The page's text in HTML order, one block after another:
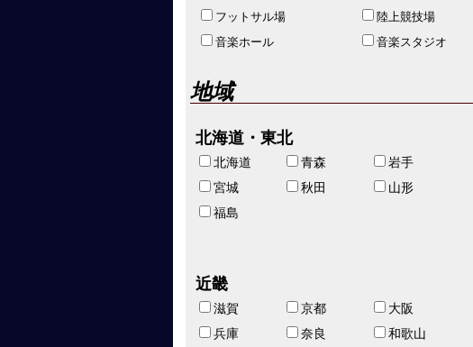
フットサル場
陸上競技場
音楽ホール
音楽スタジオ
地域
北海道・東北
北海道 青森
岩手
宮城
秋田
山形
福島
近畿
滋賀 京都
大阪
兵庫
奈良 和歌山